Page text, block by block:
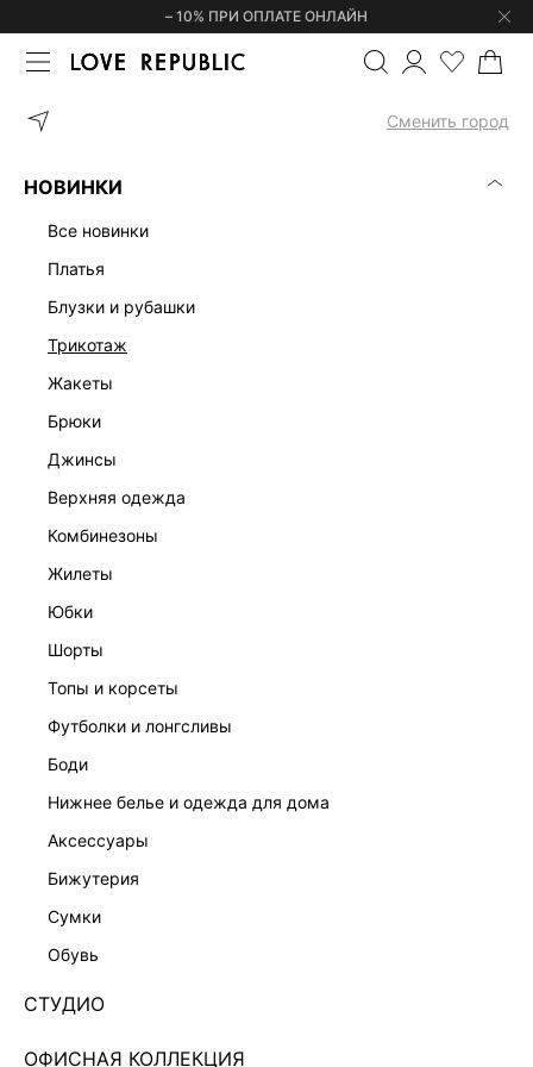
– 10% ПРИ ОПЛАТЕ ОНЛАЙН
Сменить город
НОВИНКИ
все новинки
платья
блузки и рубашки
трикотаж
жакеты
брюки
джинсы
верхняя одежда
комбинезоны
жилеты
юбки
шорты
топы и корсеты
футболки и лонгсливы
боди
нижнее белье и одежда для дома
аксессуары
бижутерия
сумки
обувь
СТУДИО
ОФИСНАЯ КОЛЛЕКЦИЯ
ГЛАВНАЯ ДЖИНСЫ 6358423721-108
ЭКСКЛЮЗИВНО ОНЛАЙН
ДЖИНСЫ 6358423721-108
5 999 ₽